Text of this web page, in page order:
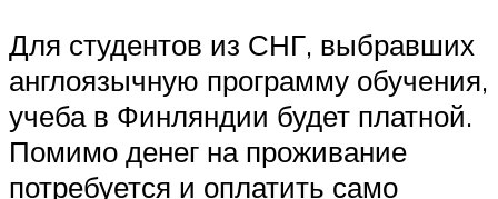
Для студентов из СНГ, выбравших
англоязычную программу обучения,
учеба в Финляндии будет платной.
Помимо денег на проживание
потребуется и оплатить само